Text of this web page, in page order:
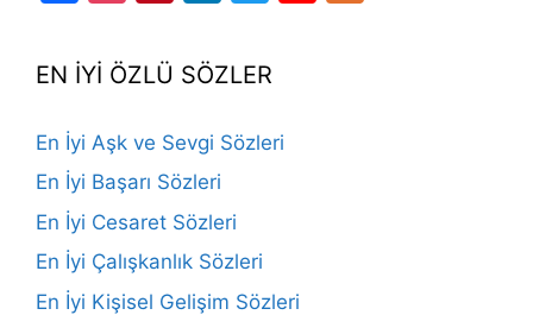
EN İYİ ÖZLÜ SÖZLER
En İyi Aşk ve Sevgi Sözleri
En İyi Başarı Sözleri
En İyi Cesaret Sözleri
En İyi Çalışkanlık Sözleri
En İyi Kişisel Gelişim Sözleri